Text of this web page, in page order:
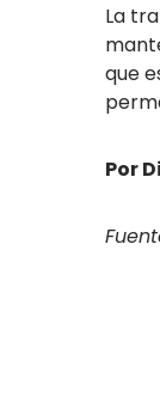
La
que
Por